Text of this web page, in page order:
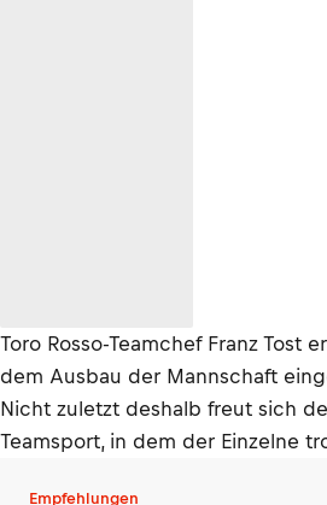
Toro Rosso-Teamchef Franz
dem Ausbau der Mannschaft
Nicht zuletzt deshalb freut sich
Teamsport, in dem der Einzelne
Empfehlungen